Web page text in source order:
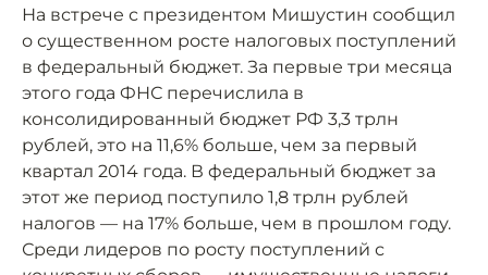
На встрече с президентом Мишустин сообщил
о существенном росте налоговых поступлений
в федеральный бюджет. За первые три месяца
этого года ФНС перечислила в
консолидированный бюджет РФ 3,3 трлн
рублей, это на 11,6% больше, чем за первый
квартал 2014 года. В федеральный бюджет за
этот же период поступило 1,8 трлн рублей
налогов — на 17% больше, чем в прошлом году.
Среди лидеров по росту поступлений с